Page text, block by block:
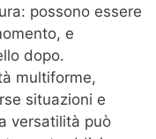
possono essere
e
dopo.
multiforme,
situazioni e
versatilità può